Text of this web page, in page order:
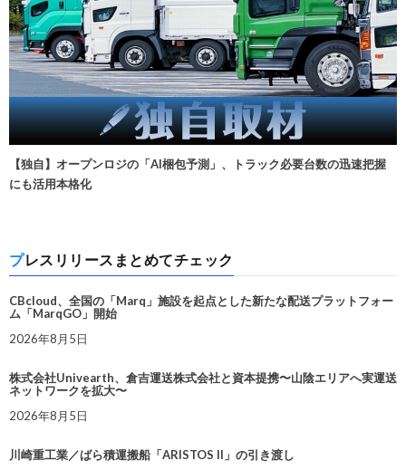
【独自】オープンロジの「AI梱包予測」、トラック必要台数の迅速把握
にも活用本格化
プレスリリースまとめてチェック
CBcloud、全国の「Marq」施設を起点とした新たな配送プラットフォー
ム「MarqGO」開始
2026年8月5日
株式会社Univearth、倉吉運送株式会社と資本提携〜山陰エリアへ実運送
ネットワークを拡大〜
2026年8月5日
川崎重工業／ばら積運搬船「ARISTOS II」の引き渡し